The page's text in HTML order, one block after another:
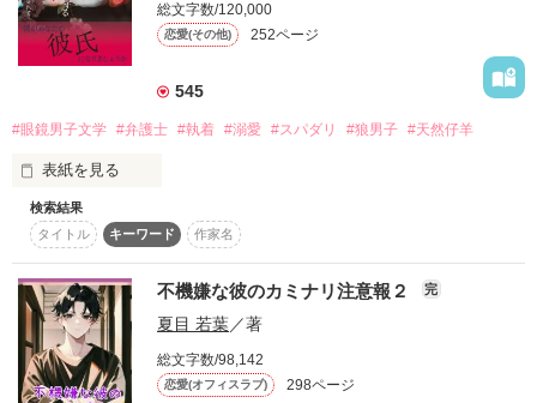
※本作品には、ICU・ER・ドクターヘリなど医療現場を舞台に
した描写が多く含まれています。
処置・救命・外傷などの表現もありますので、医療シーンが苦
それではstart→
作品を読む
突然の奏の脱退宣言
週刊誌報道をきっかけに
黒騎士はかつてない危機へ追い込まれていく
仲間を守りたい
限界まで追い詰められていくメンバーたち
そんな彼らを紗凪もまた医療者として
そして“大切な仲間”として支えていく
“国民的トップアイドル”
❥・・ ┈┈┈┈┈┈┈┈┈┈┈┈ ・・❥
一ノ瀬 紗凪（いちのせ さな）27歳
ドクターヘリへ搭乗するフライトナース。
「絶対に助ける。それが私たちの仕事だから」
容姿端麗、冷静沈着。
医師たちからも厚い信頼を置かれる、若きエースナース。
だけど——
「……付き合う？どこにです？」
総文字数/120,000
恋愛(その他) 252ページ
545
#眼鏡男子文学 #弁護士 #執着 #溺愛 #スパダリ #狼男子 #天然仔羊
表紙を見る
「僕が、あなたの恋人になりましょうか」
最初、彼がなにを言っているのか理解できなかった。
けれど――。
同僚に連れてこられたタワマンでのパーティは場違いすぎて、
いくら元カレを見返すためでも後悔した。
検索結果
タイトル
キーワード 作家名
不機嫌な彼のカミナリ注意報２ 完
夏目 若葉／著
総文字数/98,142
恋愛(オフィスラブ) 298ページ